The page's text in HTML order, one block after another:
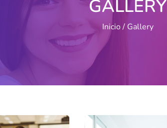
GALLERY
Inicio Gallery